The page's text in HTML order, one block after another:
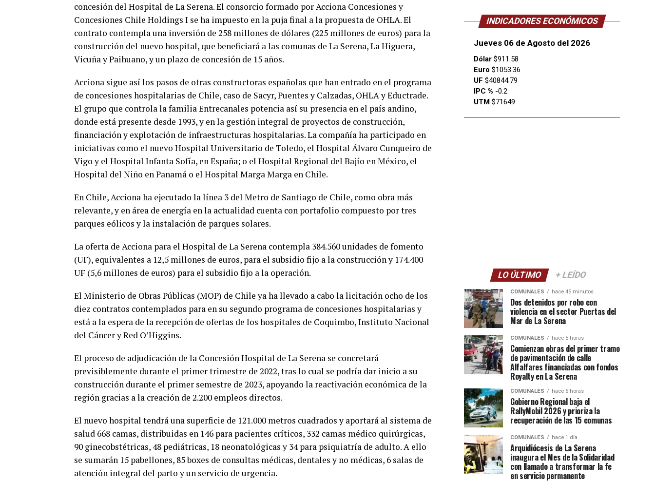
concesión del Hospital de La Serena. El consorcio formado por Acciona Concesiones y
Concesiones Chile Holdings I se ha impuesto en la puja final a la propuesta de OHLA. El
contrato contempla una inversión de 258 millones de dólares (225 millones de euros) para la
construcción del nuevo hospital, que beneficiará a las comunas de La Serena, La Higuera,
Vicuña y Paihuano, y un plazo de concesión de 15 años.
Acciona sigue así los pasos de otras constructoras españolas que han entrado en el programa
de concesiones hospitalarias de Chile, caso de Sacyr, Puentes y Calzadas, OHLA y Eductrade.
El grupo que controla la familia Entrecanales potencia así su presencia en el país andino,
donde está presente desde 1993, y en la gestión integral de proyectos de construcción,
financiación y explotación de infraestructuras hospitalarias. La compañía ha participado en
iniciativas como el nuevo Hospital Universitario de Toledo, el Hospital Álvaro Cunqueiro de
Vigo y el Hospital Infanta Sofía, en España; o el Hospital Regional del Bajío en México, el
Hospital del Niño en Panamá o el Hospital Marga Marga en Chile.
En Chile, Acciona ha ejecutado la línea 3 del Metro de Santiago de Chile, como obra más
relevante, y en área de energía en la actualidad cuenta con portafolio compuesto por tres
parques eólicos y la instalación de parques solares.
La oferta de Acciona para el Hospital de La Serena contempla 384.560 unidades de fomento
(UF), equivalentes a 12,5 millones de euros, para el subsidio fijo a la construcción y 174.400
UF (5,6 millones de euros) para el subsidio fijo a la operación.
El Ministerio de Obras Públicas (MOP) de Chile ya ha llevado a cabo la licitación ocho de los
diez contratos contemplados para en su segundo programa de concesiones hospitalarias y
está a la espera de la recepción de ofertas de los hospitales de Coquimbo, Instituto Nacional
del Cáncer y Red O’Higgins.
El proceso de adjudicación de la Concesión Hospital de La Serena se concretará
previsiblemente durante el primer trimestre de 2022, tras lo cual se podría dar inicio a su
construcción durante el primer semestre de 2023, apoyando la reactivación económica de la
región gracias a la creación de 2.200 empleos directos.
El nuevo hospital tendrá una superficie de 121.000 metros cuadrados y aportará al sistema de
salud 668 camas, distribuidas en 146 para pacientes críticos, 332 camas médico quirúrgicas,
90 ginecobstétricas, 48 pediátricas, 18 neonatológicas y 34 para psiquiatría de adulto. A ello
se sumarán 15 pabellones, 85 boxes de consultas médicas, dentales y no médicas, 6 salas de
atención integral del parto y un servicio de urgencia.
INDICADORES ECONÓMICOS
Jueves 06 de Agosto del 2026
Dólar $911.58
Euro $1053.36
UF $40844.79
IPC % -0.2
UTM $71649
LO ÚLTIMO + LEÍDO
COMUNALES hace 45 minutos
Dos detenidos por robo con
violencia en el sector Puertas del
Mar de La Serena
COMUNALES hace 5 horas
Comienzan obras del primer tramo
de pavimentación de calle
Alfalfares financiadas con fondos
Royalty en La Serena
COMUNALES hace 6 horas
Gobierno Regional baja el
RallyMobil 2026 y prioriza la
recuperación de las 15 comunas
COMUNALES hace 1 día
Arquidiócesis de La Serena
inaugura el Mes de la Solidaridad
con llamado a transformar la fe
en servicio permanente